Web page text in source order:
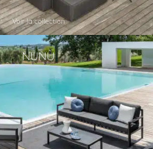
Voir la collection
NUNÙ